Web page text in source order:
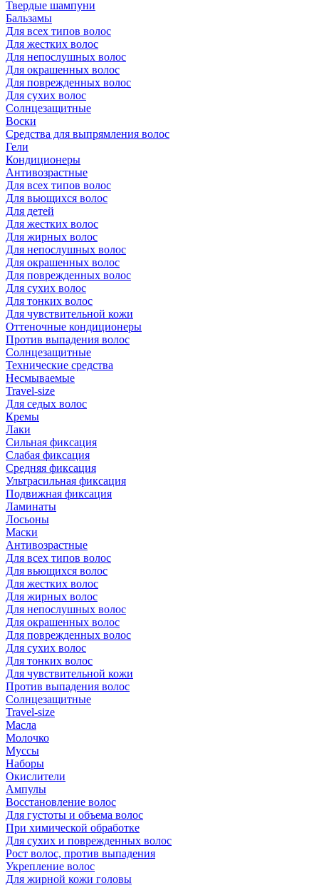
Твердые шампуни
Бальзамы
Для всех типов волос
Для жестких волос
Для непослушных волос
Для окрашенных волос
Для поврежденных волос
Для сухих волос
Солнцезащитные
Воски
Средства для выпрямления волос
Гели
Кондиционеры
Антивозрастные
Для всех типов волос
Для вьющихся волос
Для детей
Для жестких волос
Для жирных волос
Для непослушных волос
Для окрашенных волос
Для поврежденных волос
Для сухих волос
Для тонких волос
Для чувствительной кожи
Оттеночные кондиционеры
Против выпадения волос
Солнцезащитные
Технические средства
Несмываемые
Travel-size
Для седых волос
Кремы
Лаки
Сильная фиксация
Слабая фиксация
Средняя фиксация
Ультрасильная фиксация
Подвижная фиксация
Ламинаты
Лосьоны
Маски
Антивозрастные
Для всех типов волос
Для вьющихся волос
Для жестких волос
Для жирных волос
Для непослушных волос
Для окрашенных волос
Для поврежденных волос
Для сухих волос
Для тонких волос
Для чувствительной кожи
Против выпадения волос
Солнцезащитные
Travel-size
Масла
Молочко
Муссы
Наборы
Окислители
Ампулы
Восстановление волос
Для густоты и объема волос
При химической обработке
Для сухих и поврежденных волос
Рост волос, против выпадения
Укрепление волос
Для жирной кожи головы